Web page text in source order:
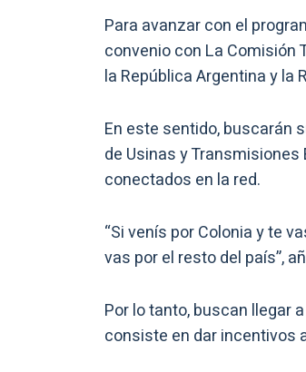
Para avanzar con el
convenio con La Comisión
la República Argentina y la
En este sentido, buscarán
de Usinas y
conectados en la red.
“Si venís por Colonia y te
vas por el resto del país”,
Por lo tanto, buscan llegar
consiste en dar incentivos